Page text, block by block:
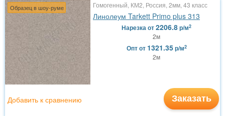
Образец в шоу-руме Гомогенный, КМ2, Россия, 2мм, 43 класс
Линолеум Tarkett Primo plus 313
Нарезкаот2206.8р/м2
2м
Оптот 1321.35р/м2
2м
Заказать
Добавить к сравнению